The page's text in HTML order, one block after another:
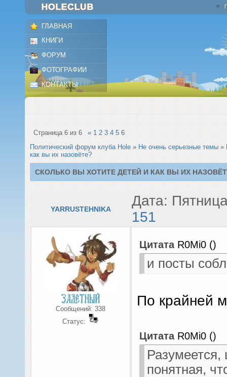
ГЛАВНАЯ
КНИГИ
ФОРУМ
ФОТОГРАФИИ
КОНТАКТЫ
Страница 6 из 6 « 1 2 3 4 5 6
Политический форум клуба Hole » Не очень серьезные темы »
как вы их назовёте?
СКОЛЬКО ВЫ ХОТИТЕ ДЕТЕЙ И КАК ВЫ ИХ
YARRUSTEHNIKA
Дата:
151
Сообщений: 338
Статус:
Цитата R0Mi0 ()
и посты
По крайней
Цитата R0Mi0 ()
Разумеется,
понятная,